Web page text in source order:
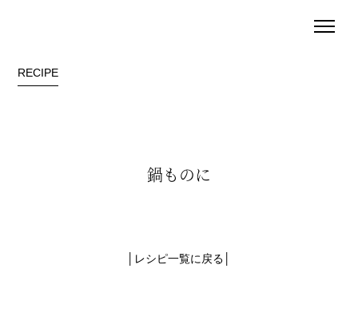
RECIPE
鍋ものに
レシピ一覧に戻る